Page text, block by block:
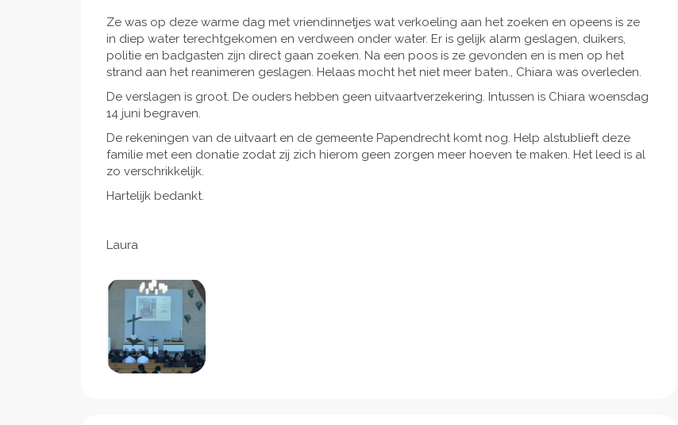
Ze was op deze warme dag met vriendinnetjes wat verkoeling aan het zoeken en opeens is ze
in diep water terechtgekomen en verdween onder water. Er is gelijk alarm geslagen, duikers,
politie en badgasten zijn direct gaan zoeken. Na een poos is ze gevonden en is men op het
strand aan het reanimeren geslagen. Helaas mocht het niet meer baten., Chiara was overleden.
De verslagen is groot. De ouders hebben geen uitvaartverzekering. Intussen is Chiara woensdag
14 juni begraven.
De rekeningen van de uitvaart en de gemeente Papendrecht komt nog. Help alstublieft deze
familie met een donatie zodat zij zich hierom geen zorgen meer hoeven te maken. Het leed is al
zo verschrikkelijk.
Hartelijk bedankt.
Laura